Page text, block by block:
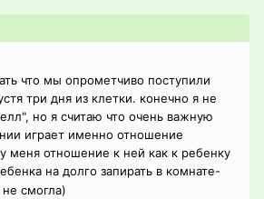
что мы опрометчиво поступили
три дня из клетки. конечно я не
но я считаю что очень важную
играет именно отношение
меня отношение к ней как к ребенку
на долго запирать в комнате-
не смогла)